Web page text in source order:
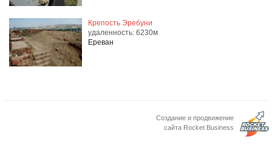
Крепость Эребуни
удаленность: 6230м
Ереван
Создание и продвижение
сайта Rocket Business